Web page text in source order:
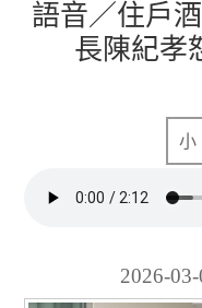
語音／住戶
長陳紀孝
小
2026-